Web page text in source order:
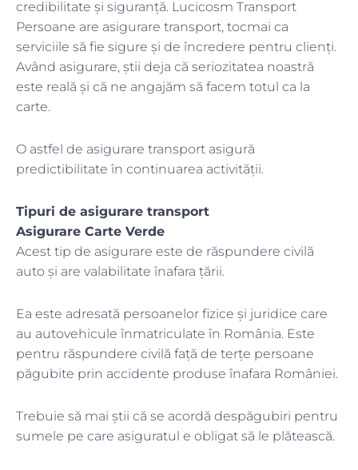
credibilitate și siguranță. Lucicosm Transport
Persoane are asigurare transport, tocmai ca
serviciile să fie sigure și de încredere pentru clienți.
Având asigurare, știi deja că seriozitatea noastră
este reală și că ne angajăm să facem totul ca la
carte.
O astfel de asigurare transport asigură
predictibilitate în continuarea activității.
Tipuri de asigurare transport
Asigurare Carte Verde
Acest tip de asigurare este de răspundere civilă
auto și are valabilitate înafara țării.
Ea este adresată persoanelor fizice și juridice care
au autovehicule înmatriculate în România. Este
pentru răspundere civilă față de terțe persoane
păgubite prin accidente produse înafara României.
Trebuie să mai știi că se acordă despăgubiri pentru
sumele pe care asiguratul e obligat să le plătească.